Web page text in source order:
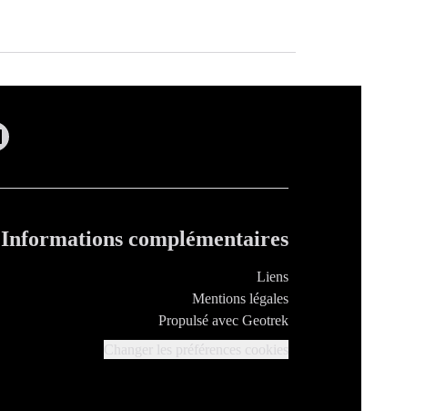
Informations complémentaires
Liens
Mentions légales
Propulsé avec Geotrek
Changer les préférences cookies